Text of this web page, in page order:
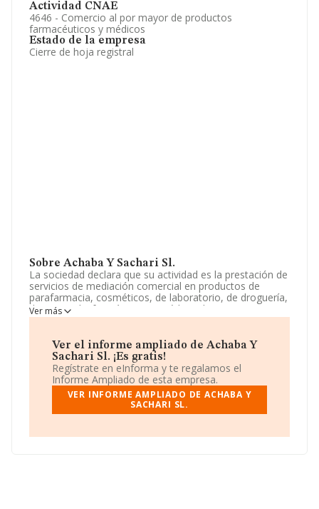
Actividad CNAE
4646 - Comercio al por mayor de productos
farmacéuticos y médicos
Estado de la empresa
Cierre de hoja registral
Sobre Achaba Y Sachari Sl.
La sociedad declara que su actividad es la prestación de
servicios de mediación comercial en productos de
parafarmacia, cosméticos, de laboratorio, de droguería,
de material informático, ortopédico, de envases y
embalajes; y el comercio al por mayor y al menor. La
es 'Comercio al por mayor de productos farmacéuticos'
con código 4646. La sociedad no tiene actividad en
mercados exteriores.
De acuerdo con la Recomendación 2003/361/CE de la
Comisión, de 6 de mayo de 2003, sobre la definición de
microempresas, pequeñas y medianas empresas, la
tenido un 400% más de empleados y según los datos a
Ver más
Ver el informe ampliado de Achaba Y
Sachari Sl. ¡Es gratis!
Regístrate en eInforma y te regalamos el
Informe Ampliado de esta empresa.
VER INFORME AMPLIADO DE ACHABA Y
SACHARI SL.